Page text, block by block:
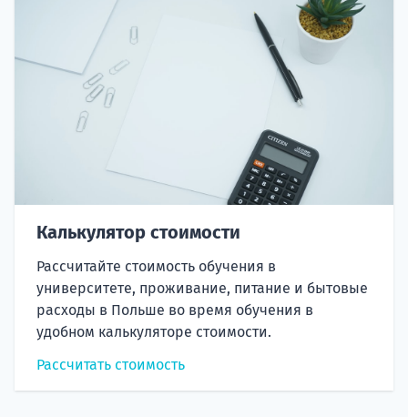
Калькулятор стоимости
Рассчитайте стоимость обучения в
университете, проживание, питание и бытовые
расходы в Польше во время обучения в
удобном калькуляторе стоимости.
Рассчитать стоимость